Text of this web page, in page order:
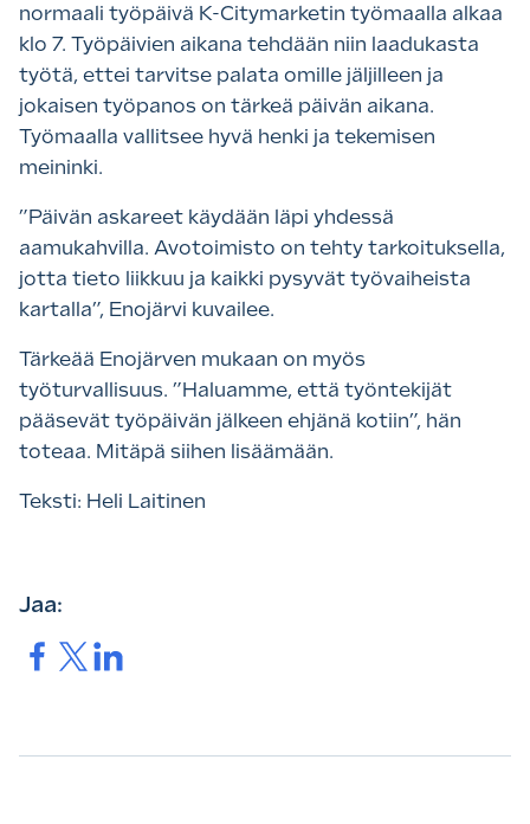
normaali työpäivä K-Citymarketin työmaalla alkaa
klo 7. Työpäivien aikana tehdään niin laadukasta
työtä, ettei tarvitse palata omille jäljilleen ja
jokaisen työpanos on tärkeä päivän aikana.
Työmaalla vallitsee hyvä henki ja tekemisen
meininki.
”Päivän askareet käydään läpi yhdessä
aamukahvilla. Avotoimisto on tehty tarkoituksella,
jotta tieto liikkuu ja kaikki pysyvät työvaiheista
kartalla”, Enojärvi kuvailee.
Tärkeää Enojärven mukaan on myös
työturvallisuus. ”Haluamme, että työntekijät
pääsevät työpäivän jälkeen ehjänä kotiin”, hän
toteaa. Mitäpä siihen lisäämään.
Teksti: Heli Laitinen
Jaa:
Jaa. Jaa.Jaa.